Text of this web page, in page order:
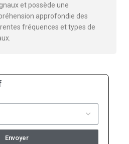
et possède une
approfondie des
fréquences et types de
Envoyer